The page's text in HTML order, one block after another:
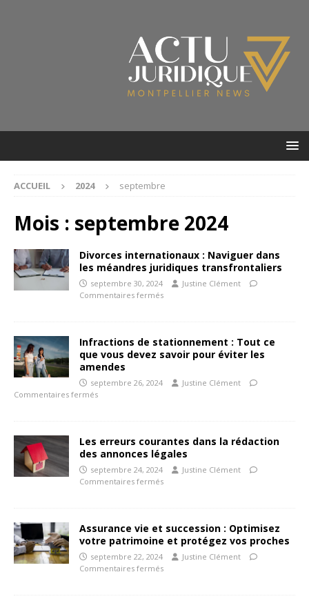
ACCUEIL 2024 septembre
Mois : septembre 2024
Divorces internationaux : Naviguer dans
les méandres juridiques transfrontaliers
septembre 30, 2024
Justine Clément
Commentaires fermés
Infractions de stationnement : Tout ce
que vous devez savoir pour éviter les
amendes
septembre 26, 2024
Justine Clément
Commentaires fermés
Les erreurs courantes dans la rédaction
des annonces légales
septembre 24, 2024
Justine Clément
Commentaires fermés
Assurance vie et succession : Optimisez
votre patrimoine et protégez vos proches
septembre 22, 2024
Justine Clément
Commentaires fermés